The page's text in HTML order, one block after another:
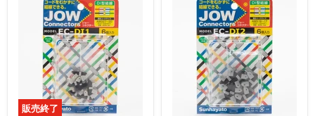
販売終了